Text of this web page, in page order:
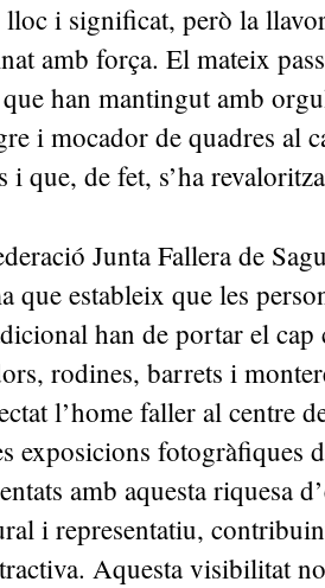
lloc i significat, però la
amb força. El mateix
han mantingut amb
i mocador de quadres al
que, de fet, s’ha
Junta Fallera de
que estableix que les
han de portar el cap
rodines, barrets i
l’home faller al centre
exposicions fotogràfiques
amb aquesta riquesa
i representatiu,
Aquesta visibilitat